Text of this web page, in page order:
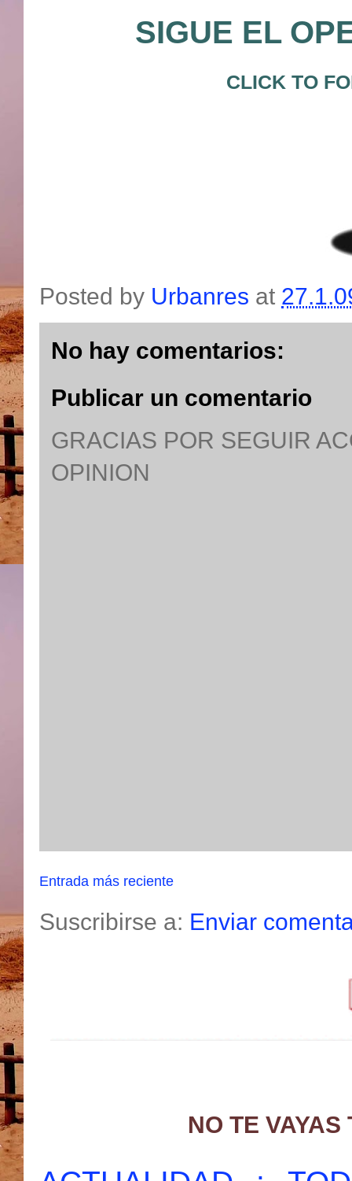
SIGUE EL
CLICK TO
Posted by Urbanres at
No hay comentarios:
Publicar un comentario
GRACIAS POR SEGUIR
OPINION
Entrada más reciente
Suscribirse a: Enviar
NO TE